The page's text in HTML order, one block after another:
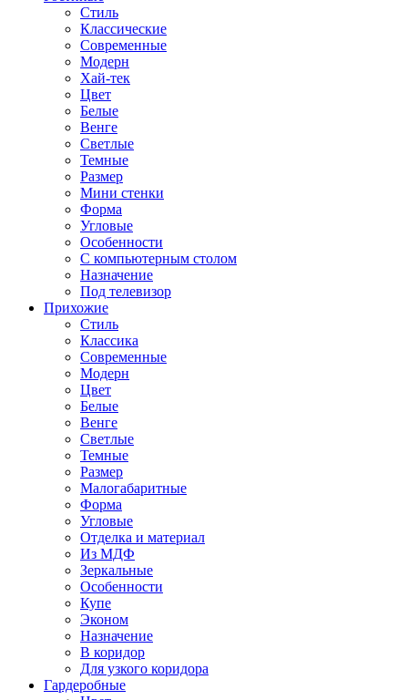
Стиль
Классические
Современные
Модерн
Хай-тек
Цвет
Белые
Венге
Светлые
Темные
Размер
Мини стенки
Форма
Угловые
Особенности
С компьютерным столом
Назначение
Под телевизор
Прихожие
Стиль
Классика
Современные
Модерн
Цвет
Белые
Венге
Светлые
Темные
Размер
Малогабаритные
Форма
Угловые
Отделка и материал
Из МДФ
Зеркальные
Особенности
Купе
Эконом
Назначение
В коридор
Для узкого коридора
Гардеробные